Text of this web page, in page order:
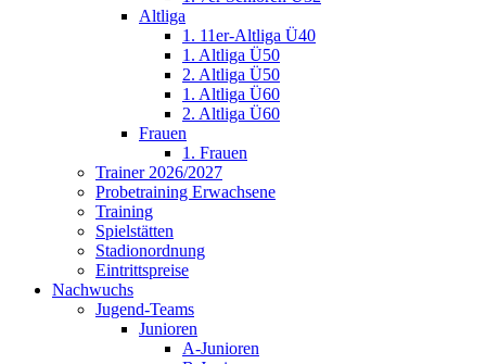
Altliga
1. 11er-Altliga Ü40
1. Altliga Ü50
2. Altliga Ü50
1. Altliga Ü60
2. Altliga Ü60
Frauen
1. Frauen
Trainer 2026/2027
Probetraining Erwachsene
Training
Spielstätten
Stadionordnung
Eintrittspreise
Nachwuchs
Jugend-Teams
Junioren
A-Junioren